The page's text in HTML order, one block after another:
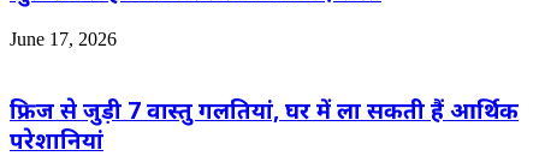
June 17, 2026
फ्रिज से जुड़ी 7 वास्तु गलतियां, घर में ला सकती हैं आर्थिक
परेशानियां